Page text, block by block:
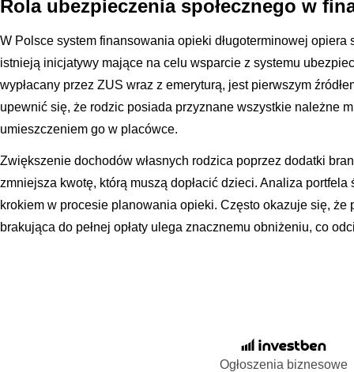
Rola ubezpieczenia społecznego w
W Polsce system finansowania opieki długoterminowej opiera
istnieją inicjatywy mające na celu wsparcie z systemu
wypłacany przez ZUS wraz z emeryturą, jest pierwszym
upewnić się, że rodzic posiada przyznane wszystkie należne
umieszczeniem go w placówce.
Zwiększenie dochodów własnych rodzica poprzez dodatki
zmniejsza kwotę, którą muszą dopłacić dzieci. Analiza
krokiem w procesie planowania opieki. Często okazuje się,
brakująca do pełnej opłaty ulega znacznemu obniżeniu, co
Ogłoszenia biznesowe